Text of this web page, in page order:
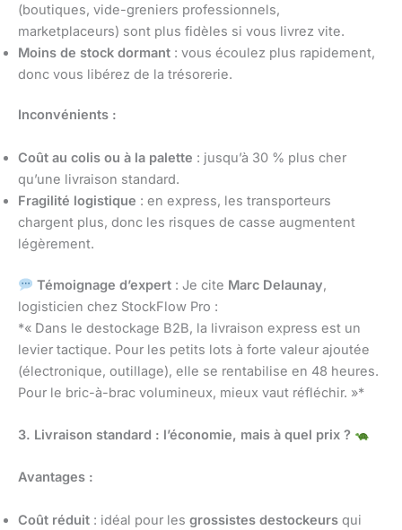
(boutiques, vide-greniers professionnels,
marketplaceurs) sont plus fidèles si vous livrez vite.
Moins de stock dormant : vous écoulez plus rapidement,
donc vous libérez de la trésorerie.
Inconvénients :
Coût au colis ou à la palette : jusqu’à 30 % plus cher
qu’une livraison standard.
Fragilité logistique : en express, les transporteurs
chargent plus, donc les risques de casse augmentent
légèrement.
Témoignage d’expert: Je cite Marc Delaunay,
logisticien chez StockFlow Pro :
*« Dans le destockage B2B, la livraison express est un
levier tactique. Pour les petits lots à forte valeur ajoutée
(électronique, outillage), elle se rentabilise en 48 heures.
Pour le bric-à-brac volumineux, mieux vaut réfléchir. »*
3. Livraison standard : l’économie, mais à quel prix ?
Avantages :
Coût réduit : idéal pour les grossistes destockeurs qui